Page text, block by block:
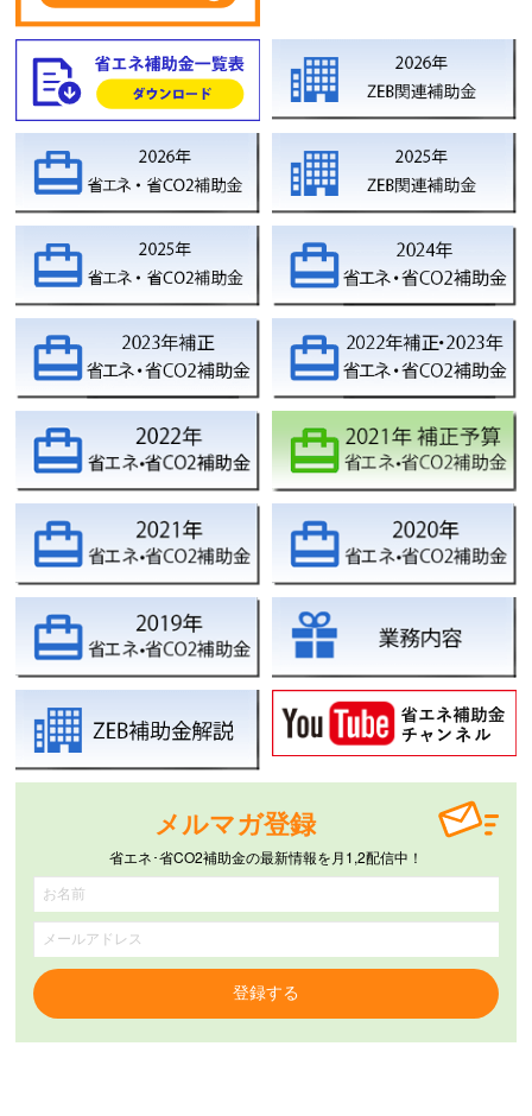
メルマガ登録
省エネ･省CO2補助金の最新情報を月1,2配信中！
登録する